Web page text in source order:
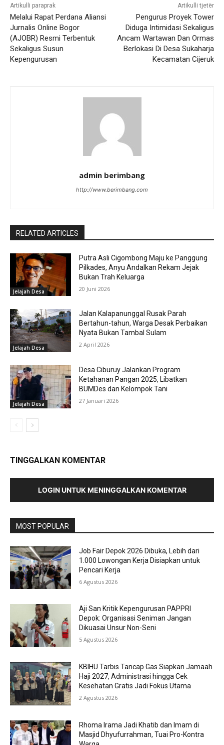
Artikulli paraprak
Melalui Rapat Perdana Aliansi
Jurnalis Online Bogor
(AJOBR) Resmi Terbentuk
Sekaligus Susun
Kepengurusan
Artikulli tjetër
Pengurus Proyek Tower
Diduga Intimidasi Sekaligus
Ancam Wartawan Dan Ormas
Berlokasi Di Desa Sukaharja
Kecamatan Cijeruk
admin berimbang
http://www.berimbang.com
RELATED ARTICLES
Jelajah Desa
Putra Asli Cigombong Maju ke Panggung
Pilkades, Anyu Andalkan Rekam Jejak
Bukan Trah Keluarga
20 Juni 2026
Jelajah Desa
Jalan Kalapanunggal Rusak Parah
Bertahun-tahun, Warga Desak Perbaikan
Nyata Bukan Tambal Sulam
2 April 2026
Jelajah Desa
Desa Ciburuy Jalankan Program
Ketahanan Pangan 2025, Libatkan
BUMDes dan Kelompok Tani
27 Januari 2026
TINGGALKAN KOMENTAR
LOGIN UNTUK MENINGGALKAN KOMENTAR
MOST POPULAR
Job Fair Depok 2026 Dibuka, Lebih dari
1.000 Lowongan Kerja Disiapkan untuk
Pencari Kerja
6 Agustus 2026
Aji San Kritik Kepengurusan PAPPRI
Depok: Organisasi Seniman Jangan
Dikuasai Unsur Non-Seni
5 Agustus 2026
KBIHU Tarbis Tancap Gas Siapkan Jamaah
Haji 2027, Administrasi hingga Cek
Kesehatan Gratis Jadi Fokus Utama
2 Agustus 2026
Rhoma Irama Jadi Khatib dan Imam di
Masjid Dhyufurrahman, Tuai Pro-Kontra